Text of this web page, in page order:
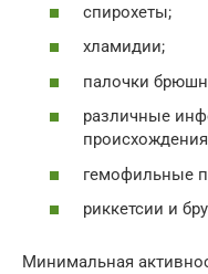
спирохеты;
хламидии;
палочки
различные
гемофильные
риккетсии и
Минимальная